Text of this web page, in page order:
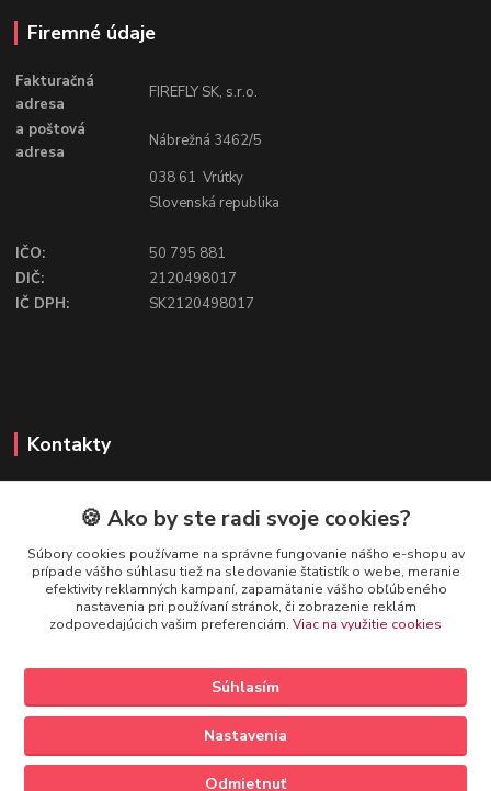
Firemné údaje
Fakturačná
adresa
FIREFLY SK, s.r.o.
a poštová
adresa
Nábrežná 3462/5
038 61 Vrútky
Slovenská republika
IČO:
50 795 881
DIČ:
2120498017
IČ DPH:
SK2120498017
Kontakty
FIREFLY SHOP
Mgr. Ivana Kirschnerová
+421 918 763 777
🍪 Ako by ste radi svoje cookies?
Súbory cookies používame na správne fungovanie nášho e-shopu av
prípade vášho súhlasu tiež na sledovanie štatistík o webe, meranie
efektivity reklamných kampaní, zapamätanie vášho obľúbeného
nastavenia pri používaní stránok, či zobrazenie reklám
zodpovedajúcich vašim preferenciám. Viac na využitie cookies
Nastavenia
Súhlasím